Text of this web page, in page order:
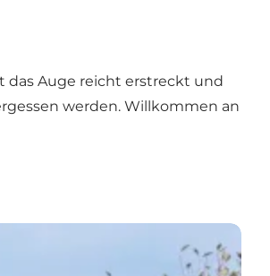
das Auge reicht erstreckt und
werden. Willkommen an